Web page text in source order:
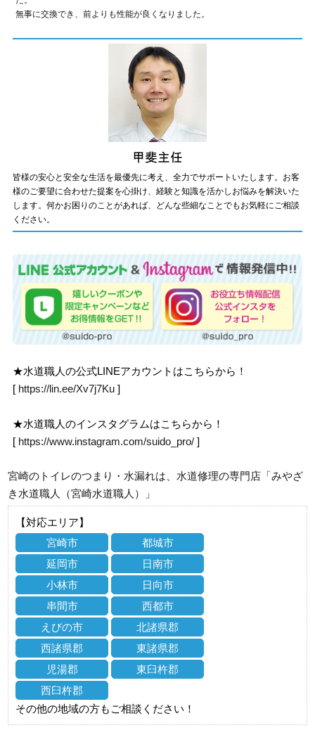
無事に交換でき、前よりも性能が良くなりました。
皆様の安心と安全な生活を最優先に考え、全力でサポートいたします。お客
様のご要望に合わせた提案を心掛け、経験と知識を活かしお悩みを解決いた
します。何かお困りのことがあれば、どんな些細なことでもお気軽にご相談
ください。
★水道職人の公式LINEアカウントはこちらから！
[ https://lin.ee/Xv7j7Ku ]
★水道職人のインスタグラムはこちらから！
[ https://www.instagram.com/suido_pro/ ]
宮崎のトイレのつまり・水漏れは、水道修理の専門店「みやざ
き水道職人（宮崎水道職人）」
【対応エリア】
宮崎市
都城市
延岡市
日南市
小林市
日向市
串間市
西都市
えびの市
北諸県郡
西諸県郡
東諸県郡
児湯郡
東臼杵郡
西臼杵郡
その他の地域の方もご相談ください！